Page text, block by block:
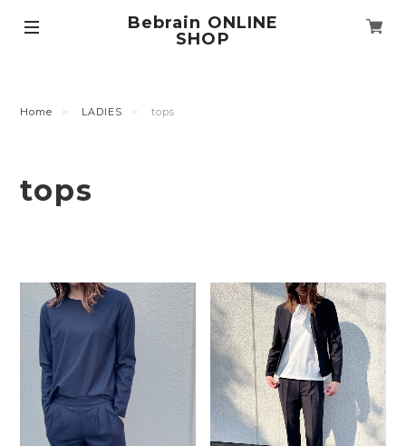
Bebrain ONLINE
SHOP
Home LADIES tops
tops